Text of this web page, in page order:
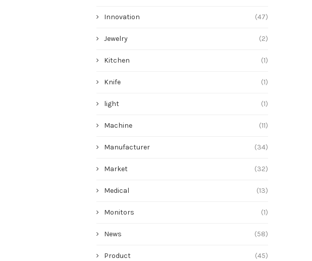
Innovation (47)
Jewelry (2)
Kitchen (1)
Knife (1)
light (1)
Machine (11)
Manufacturer (34)
Market (32)
Medical (13)
Monitors (1)
News (58)
Product (45)